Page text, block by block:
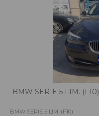
BMW SERIE 5 LIM. (F10)
BMW SERIE 5 LIM. (F10)